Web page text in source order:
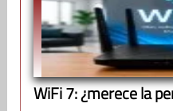
WiFi 7: ¿merece la